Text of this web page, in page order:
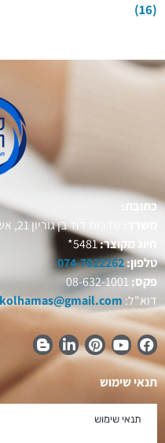
כתובת:
משרד:
שדרות דוד בן גוריון 21, אשקלון
חיוג מקוצר:5481*
טלפון:074-7022262
פקס:08-632-1001
דוא"ל:kolhamas@gmail.com
תנאי שימוש
תנאי שימוש